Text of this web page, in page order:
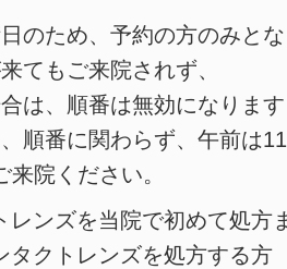
のため、予約の方のみと
てもご来院されず、
は、順番は無効になりま
順番に関わらず、午前は
院ください。
ンズを当院で初めて処方
タクトレンズを処方する方